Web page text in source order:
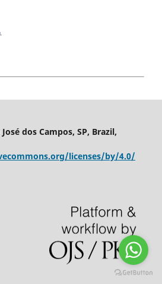
dos Campos, SP, Brazil,
licenses/by/4.0/